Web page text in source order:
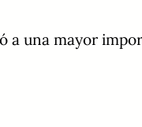
a una mayor